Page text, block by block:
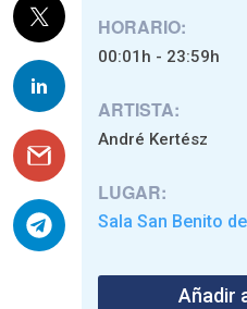
HORARIO:
00:01h - 23:59h
ARTISTA:
André Kertész
LUGAR:
Sala San Benito
Añadir